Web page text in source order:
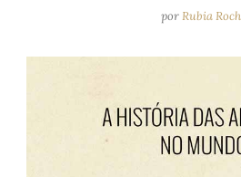
porRubia